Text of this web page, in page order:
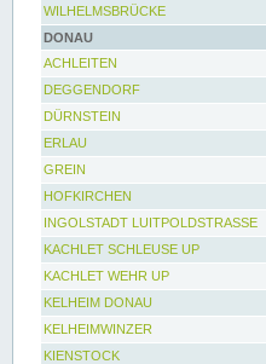
WILHELMSBRÜCKE
DONAU
ACHLEITEN
DEGGENDORF
DÜRNSTEIN
ERLAU
GREIN
HOFKIRCHEN
INGOLSTADT LUITPOLDSTRASSE
KACHLET SCHLEUSE UP
KACHLET WEHR UP
KELHEIM DONAU
KELHEIMWINZER
KIENSTOCK